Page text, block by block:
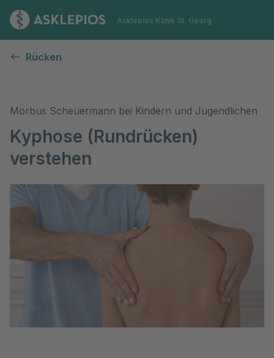
Zur Startseite
Asklepios Klinik St. Georg
Rücken
Morbus Scheuermann bei Kindern und Jugendlichen
Kyphose (Rundrücken)
verstehen